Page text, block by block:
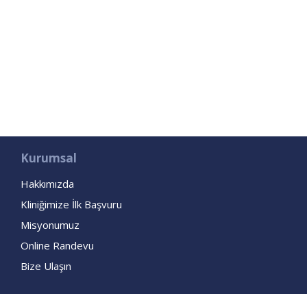
Kurumsal
Hakkımızda
Kliniğimize İlk Başvuru
Misyonumuz
Online Randevu
Bize Ulaşın